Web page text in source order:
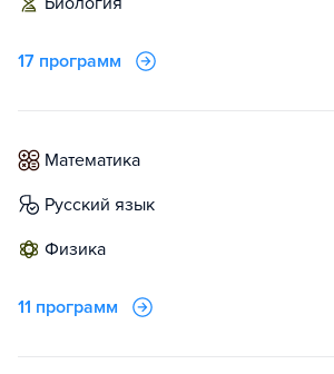
17 программ
математика
русский язык
физика
11 программ